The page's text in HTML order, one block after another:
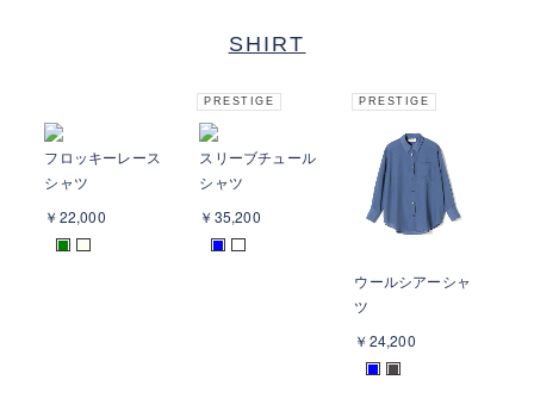
SHIRT
フロッキーレース
シャツ
￥22,000
■
PRESTIGE
スリーブチュール
シャツ
￥35,200
■
PRESTIGE
ウールシアーシャ
ツ
￥24,200
■ ■